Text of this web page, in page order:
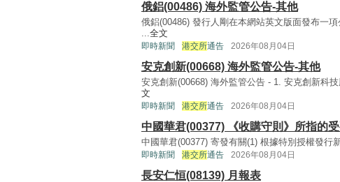
俄鋁(00486) 海外監管公告-其他
俄鋁(00486) 發行人剛在本網站英文版面發布一
...全文
即時新聞 港交所通告 2026年08月04日
安克創新(00668) 海外監管公告-其他
安克創新(00668) 海外監管公告 - 1. 安克創新科
文
即時新聞 港交所通告 2026年08月04日
中國華君(00377) 《收購守則》所指的
中國華君(00377) 寄發有關(1) 根據特別授權發行
即時新聞 港交所通告 2026年08月04日
長安仁恒(08139) 月報表